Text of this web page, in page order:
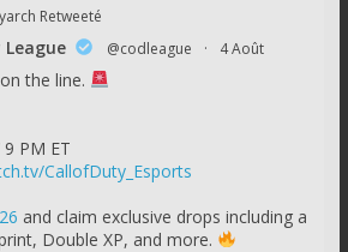
Retweeté
@codleague · 4 Août
the line.
PM ET
CallofDuty_Esports
and claim exclusive drops including a
Double XP, and more.